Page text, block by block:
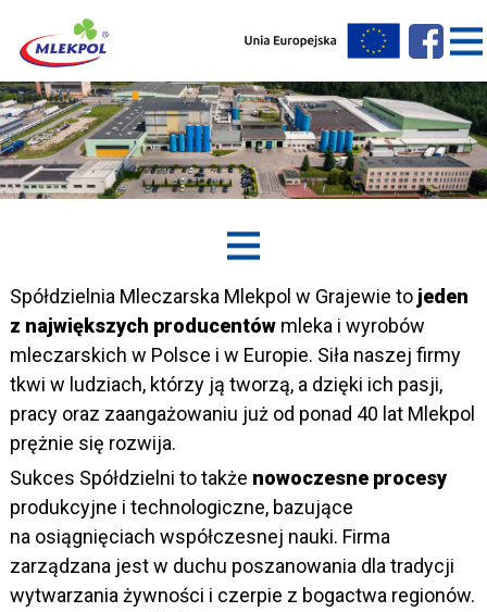
Spółdzielnia Mleczarska Mlekpol w Grajewie to jeden
z największych producentówmleka i wyrobów
mleczarskich w Polsce i w Europie. Siła naszej firmy
tkwi w ludziach, którzy ją tworzą, a dzięki ich pasji,
pracy oraz zaangażowaniu już od ponad 40 lat Mlekpol
prężnie się rozwija.
Sukces Spółdzielni to także nowoczesne procesy
produkcyjne i technologiczne, bazujące
na osiągnięciach współczesnej nauki. Firma
zarządzana jest w duchu poszanowania dla tradycji
wytwarzania żywności i czerpie z bogactwa regionów.